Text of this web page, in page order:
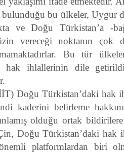
bu ülkeler, Uygur
ve Doğu Türkistan’a -
izin vereceği noktanın çok
Bu tür
hak ihlallerinin dile
Doğu Türkistan’daki hak
kaderini belirleme
olduğu ortak
Doğu Türkistan’daki hak
platformlardan biri